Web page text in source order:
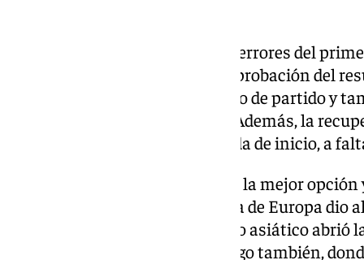
‘La Roja’ dio la cara: asumió los errores del
sobre el césped, para lograr la aprobación del
no se había cumplido un minuto de partido y
profundidad por la otra banda. Además, la
España se vio con mucha llegada de inicio, a
Los balones al área no parecían la mejor
entrara el primero, la campeona de Europa dio
Exigido en esa presión, el cuadro asiático
balón, mal tirado el fuera de juego también,